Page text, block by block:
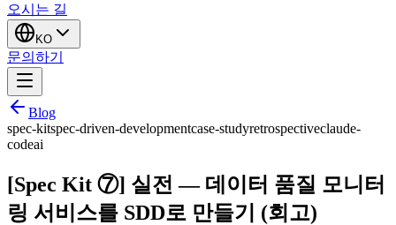
오시는 길
KO
문의하기
Blog
spec-kitspec-driven-developmentcase-studyretrospectiveclaude-
codeai
[Spec Kit ⑦] 실전 — 데이터 품질 모니터
링 서비스를 SDD로 만들기 (회고)